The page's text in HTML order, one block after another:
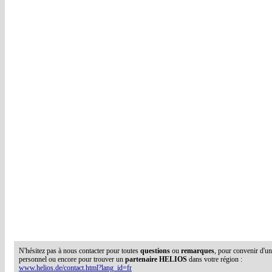
N'hésitez pas à nous contacter pour toutes questions ou remarques, pour convenir
personnel ou encore pour trouver un partenaire HELIOS dans votre région :
www.helios.de/contact.html?lang_id=fr